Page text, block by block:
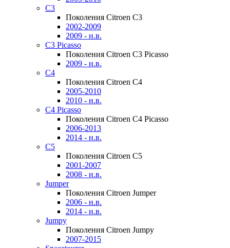
C3
Поколения Citroen C3
2002-2009
2009 - н.в.
C3 Picasso
Поколения Citroen C3 Picasso
2009 - н.в.
C4
Поколения Citroen C4
2005-2010
2010 - н.в.
C4 Picasso
Поколения Citroen C4 Picasso
2006-2013
2014 - н.в.
C5
Поколения Citroen C5
2001-2007
2008 - н.в.
Jumper
Поколения Citroen Jumper
2006 - н.в.
2014 - н.в.
Jumpy
Поколения Citroen Jumpy
2007-2015